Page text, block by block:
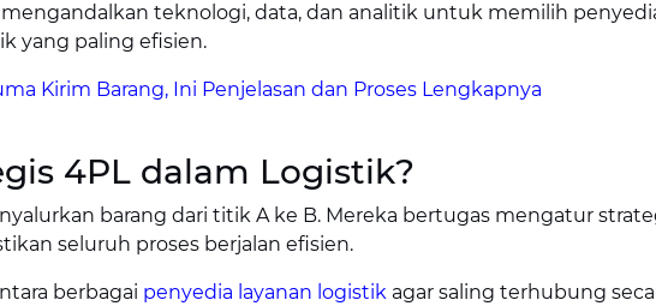
teknologi, data, dan analitik untuk memilih
yang paling efisien.
Kirim Barang, Ini Penjelasan dan Proses Lengkapnya
4PL dalam Logistik?
barang dari titik A ke B. Mereka bertugas mengatur
seluruh proses berjalan efisien.
berbagai penyedia layanan logistikagar saling terhubung